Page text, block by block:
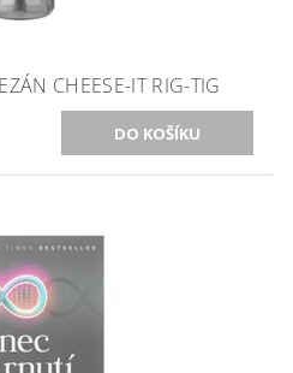
CHEESE-IT RIG-TIG